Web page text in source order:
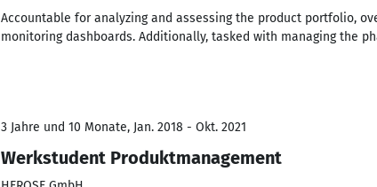
Accountable for analyzing and assessing the product portfolio,
monitoring dashboards. Additionally, tasked with managing the
3 Jahre und 10 Monate, Jan. 2018 - Okt. 2021
Werkstudent Produktmanagement